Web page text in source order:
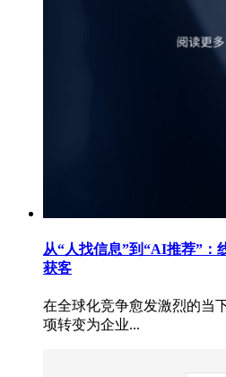
从“人找信息”到“AI推荐”：
获客
在全球化竞争愈发激烈的当
项转变为企业...